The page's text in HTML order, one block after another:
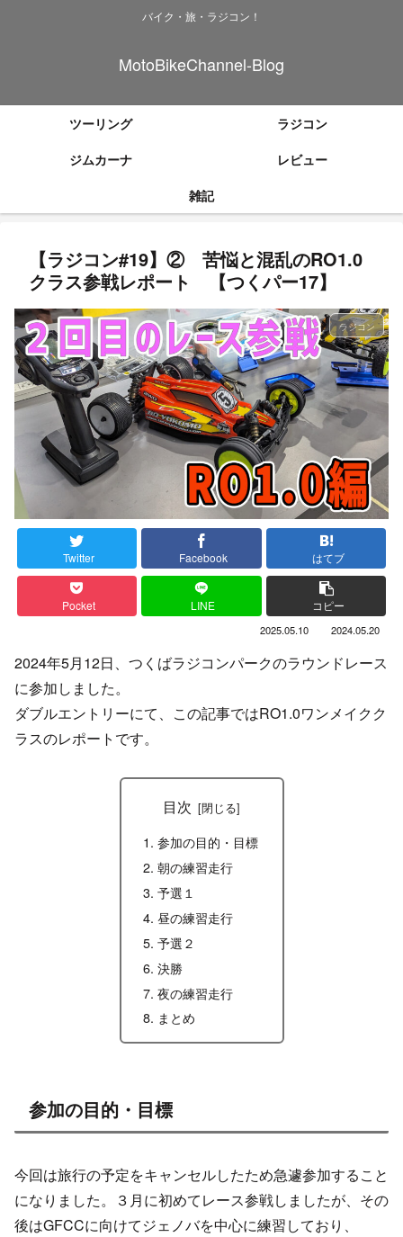
バイク・旅・ラジコン！
MotoBikeChannel-Blog
ツーリング
ラジコン
ジムカーナ
レビュー
雑記
【ラジコン#19】② 苦悩と混乱のRO1.0
クラス参戦レポート 【つくパー17】
ラジコン
Twitter Facebook はてブ
Pocket LINE コピー
2025.05.10 2024.05.20
2024年5月12日、つくばラジコンパークのラウンドレース
に参加しました。
ダブルエントリーにて、この記事ではRO1.0ワンメイクク
ラスのレポートです。
目次
参加の目的・目標
朝の練習走行
予選１
昼の練習走行
予選２
決勝
夜の練習走行
まとめ
参加の目的・目標
今回は旅行の予定をキャンセルしたため急遽参加すること
になりました。３月に初めてレース参戦しましたが、その
後はGFCCに向けてジェノバを中心に練習しており、